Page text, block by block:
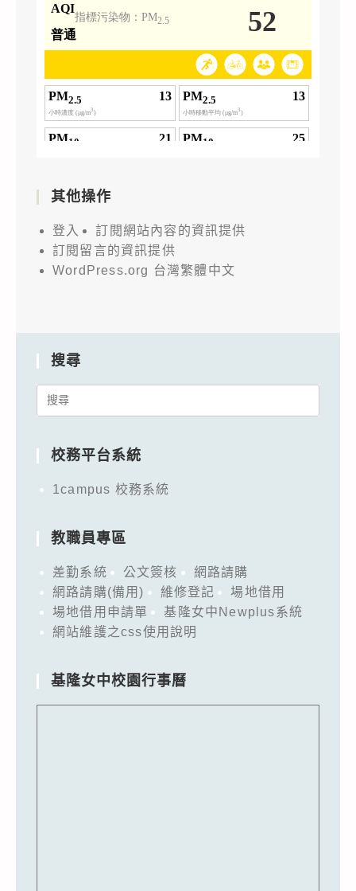
其他操作
登入
訂閱網站內容的資訊提供
訂閱留言的資訊提供
WordPress.org 台灣繁體中文
搜尋
Search
校務平台系統
1campus 校務系統
教職員專區
差勤系統 公文簽核
網路請購
網路請購(備用)
維修登記
場地借用
場地借用申請單
基隆女中Newplus系統
網站維護之css使用說明
基隆女中校園行事曆